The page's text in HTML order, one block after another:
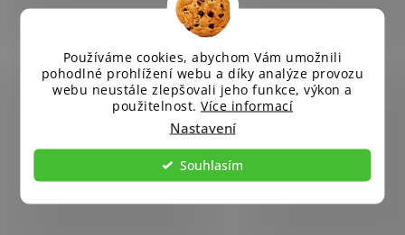
Používáme cookies, abychom Vám umožnili
pohodlné prohlížení webu a díky analýze provozu
webu neustále zlepšovali jeho funkce, výkon a
použitelnost. Více informací
Nastavení
Souhlasím